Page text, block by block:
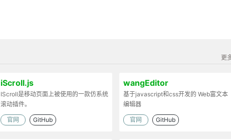
更
iScroll.js
IScroll是移动页面上被使用的一款仿系统
滚动插件。
官网 GitHub
wangEditor
基于javascript和css开发的 Web富文本
编辑器
官网 GitHub